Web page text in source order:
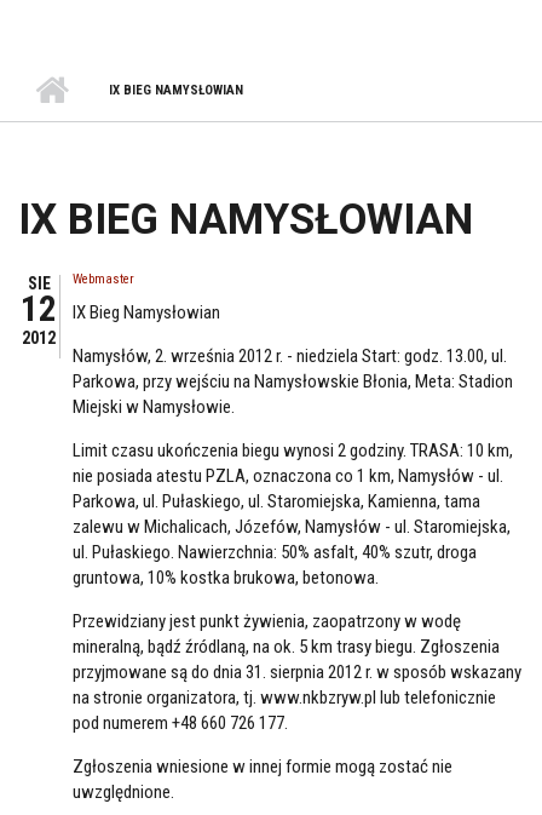
IX BIEG NAMYSŁOWIAN
IX BIEG NAMYSŁOWIAN
SIE
12
2012
Webmaster
IX Bieg Namysłowian
Namysłów, 2. września 2012 r. - niedziela Start: godz. 13.00, ul.
Parkowa, przy wejściu na Namysłowskie Błonia, Meta: Stadion
Miejski w Namysłowie.
Limit czasu ukończenia biegu wynosi 2 godziny. TRASA: 10 km,
nie posiada atestu PZLA, oznaczona co 1 km, Namysłów - ul.
Parkowa, ul. Pułaskiego, ul. Staromiejska, Kamienna, tama
zalewu w Michalicach, Józefów, Namysłów - ul. Staromiejska,
ul. Pułaskiego. Nawierzchnia: 50% asfalt, 40% szutr, droga
gruntowa, 10% kostka brukowa, betonowa.
Przewidziany jest punkt żywienia, zaopatrzony w wodę
mineralną, bądź źródlaną, na ok. 5 km trasy biegu. Zgłoszenia
przyjmowane są do dnia 31. sierpnia 2012 r. w sposób wskazany
na stronie organizatora, tj. www.nkbzryw.pl lub telefonicznie
pod numerem +48 660 726 177.
Zgłoszenia wniesione w innej formie mogą zostać nie
uwzględnione.